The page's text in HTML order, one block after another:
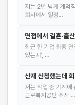
저는 2년 넘게 계약
회사에서 일정…
면접에서 결혼·출
최근 한 기업 최종
있는지', …
산재 신청했는데
저는 작업 중 기계에
근로복지공단 조사 …